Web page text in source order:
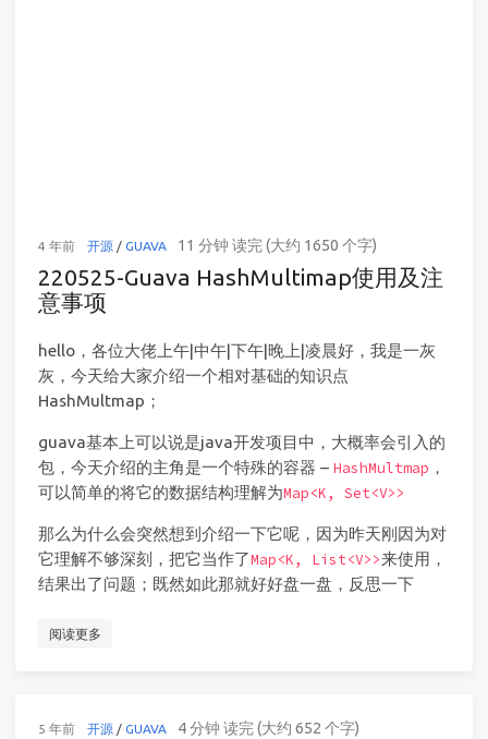
4 年前 开源/ GUAVA 11 分钟 读完 (大约 1650 个字)
220525-Guava HashMultimap使用及注
意事项
hello，各位大佬上午|中午|下午|晚上|凌晨好，我是一灰
灰，今天给大家介绍一个相对基础的知识点
HashMultmap；
guava基本上可以说是java开发项目中，大概率会引入的
包，今天介绍的主角是一个特殊的容器 – HashMultmap ，
可以简单的将它的数据结构理解为Map<K, Set<V>>
那么为什么会突然想到介绍一下它呢，因为昨天刚因为对
它理解不够深刻，把它当作了Map<K, List<V>>来使用，
结果出了问题；既然如此那就好好盘一盘，反思一下
阅读更多
5 年前 开源/ GUAVA 4 分钟 读完 (大约 652 个字)